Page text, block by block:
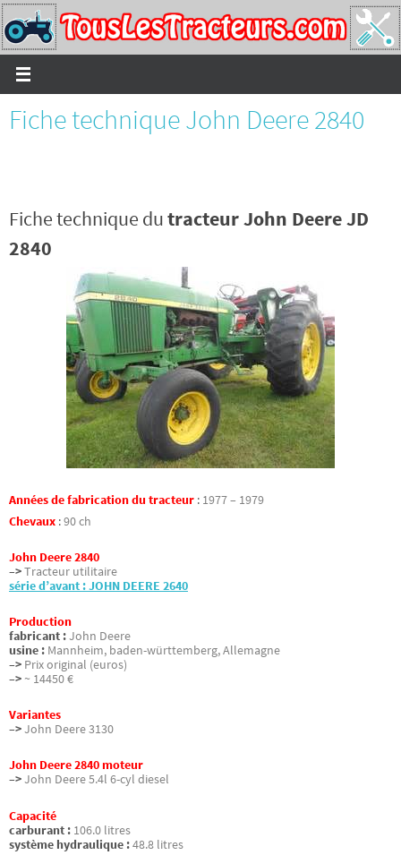
Passer
vers
le
contenu
Fiche technique John Deere 2840
Fiche technique dutracteur John Deere JD
2840
Années de fabrication du tracteur : 1977 – 1979
Chevaux :90 ch
John Deere 2840
–>Tracteur utilitaire
série d’avant : JOHN DEERE 2640
Production
fabricant :John Deere
usine : Mannheim, baden-württemberg, Allemagne
–> Prix original (euros)
–> ~ 14450 €
Variantes
–>John Deere 3130
John Deere 2840 moteur
–>John Deere 5.4l 6-cyl diesel
Capacité
carburant : 106.0 litres
système hydraulique :48.8 litres